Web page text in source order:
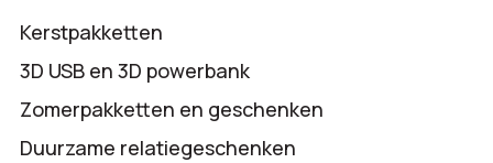
Kerstpakketten
3D USB en 3D powerbank
Zomerpakketten en geschenken
Duurzame relatiegeschenken